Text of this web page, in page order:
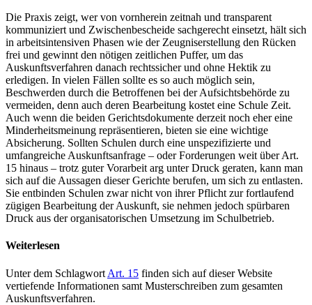
Die Praxis zeigt, wer von vornherein zeitnah und transparent
kommuniziert und Zwischenbescheide sachgerecht einsetzt, hält sich
in arbeitsintensiven Phasen wie der Zeugniserstellung den Rücken
frei und gewinnt den nötigen zeitlichen Puffer, um das
Auskunftsverfahren danach rechtssicher und ohne Hektik zu
erledigen. In vielen Fällen sollte es so auch möglich sein,
Beschwerden durch die Betroffenen bei der Aufsichtsbehörde zu
vermeiden, denn auch deren Bearbeitung kostet eine Schule Zeit.
Auch wenn die beiden Gerichtsdokumente derzeit noch eher eine
Minderheitsmeinung repräsentieren, bieten sie eine wichtige
Absicherung. Sollten Schulen durch eine unspezifizierte und
umfangreiche Auskunftsanfrage – oder Forderungen weit über Art.
15 hinaus – trotz guter Vorarbeit arg unter Druck geraten, kann man
sich auf die Aussagen dieser Gerichte berufen, um sich zu entlasten.
Sie entbinden Schulen zwar nicht von ihrer Pflicht zur fortlaufend
zügigen Bearbeitung der Auskunft, sie nehmen jedoch spürbaren
Druck aus der organisatorischen Umsetzung im Schulbetrieb.
Weiterlesen
Unter dem Schlagwort Art. 15 finden sich auf dieser Website
vertiefende Informationen samt Musterschreiben zum gesamten
Auskunftsverfahren.